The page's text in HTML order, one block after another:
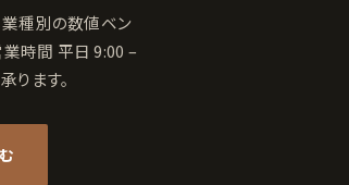
業種別の数値ベン
業時間 平日 9:00 –
ります。